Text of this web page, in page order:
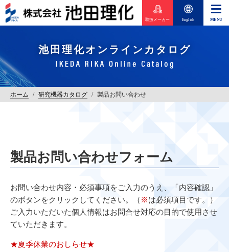
取扱メーカー English
池田理化オンラインカタログ
ホーム / 研究機器カタログ / 製品お問い合わせ
製品お問い合わせフォーム
お問い合わせ内容・必須事項をご入力のうえ、「内容確認」
のボタンをクリックしてください。（ ※は必須項目です。）
ご入力いただいた個人情報はお問合せ対応の目的で使用させ
ていただきます。
★夏季休業のおしらせ★